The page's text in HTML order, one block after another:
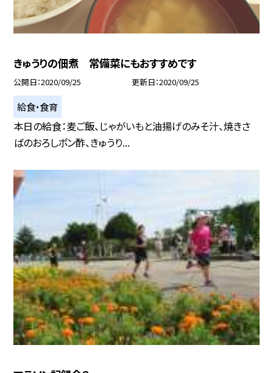
きゅうりの佃煮 常備菜にもおすすめです
公開日 2020/09/25 更新日 2020/09/25
給食・食育
本日の給食：麦ご飯、じゃがいもと油揚げのみそ汁、焼きさ
ばのおろしポン酢、きゅうり...